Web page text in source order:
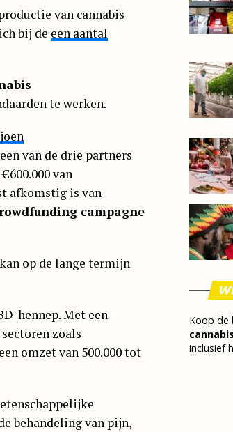
van cannabis
bij de een aantal
te werken.
van de drie partners
van
afkomstig is van
campagne
op de lange termijn
hennep. Met een
zoals
omzet van 500.000 tot
behandeling van pijn,
Koop de
inclusief